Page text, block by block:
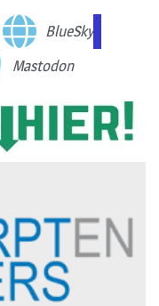
BlueSky
Mastodon